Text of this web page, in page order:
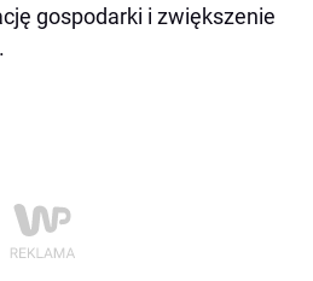
gospodarki i zwiększenie